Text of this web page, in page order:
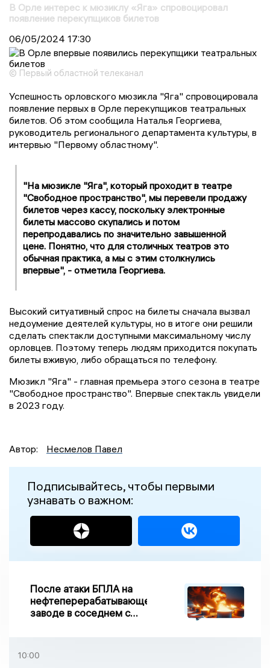
В Орле интерес к мюзиклу «Яга» спровоцировал
появление перекупщиков билетов
06/05/2024 17:30
© Первый областной телеканал
Успешность орловского мюзикла "Яга" спровоцировала
появление первых в Орле перекупщиков театральных
билетов. Об этом сообщила Наталья Георгиева,
руководитель регионального департамента культуры, в
интервью "Первому областному".
"На мюзикле "Яга", который проходит в театре
"Свободное пространство", мы перевели продажу
билетов через кассу, поскольку электронные
билеты массово скупались и потом
перепродавались по значительно завышенной
цене. Понятно, что для столичных театров это
обычная практика, а мы с этим столкнулись
впервые", - отметила Георгиева.
Высокий ситуативный спрос на билеты сначала вызвал
недоумение деятелей культуры, но в итоге они решили
сделать спектакли доступными максимальному числу
орловцев. Поэтому теперь людям приходится покупать
билеты вживую, либо обращаться по телефону.
Мюзикл "Яга" - главная премьера этого сезона в театре
"Свободное пространство". Впервые спектакль увидели
в 2023 году.
Автор: Несмелов Павел
Подписывайтесь, чтобы первыми
узнавать о важном:
После атаки БПЛА на
нефтеперерабатывающем
заводе в соседнем с
10:00